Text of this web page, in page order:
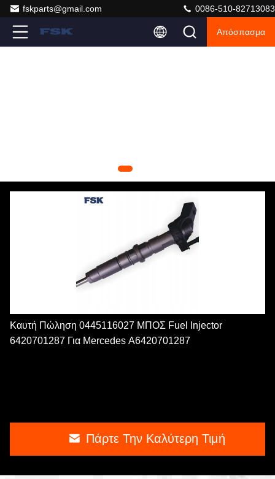
fskparts@gmail.com 0086-510-82713083
Απόσπασμα
Καυτή Πώληση 0445116027 ΜΠΟΣ Fuel Injector
‎6420701287 Για Mercedes A6420701287
Πάρτε Την Καλύτερη Τιμή